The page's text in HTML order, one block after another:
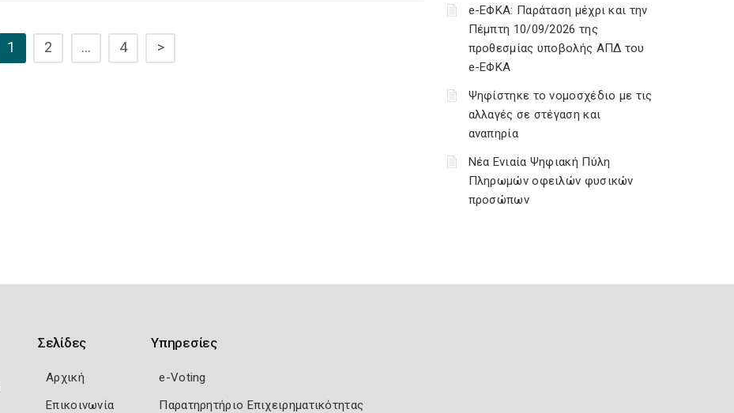
1 2 … 4 >
e-ΕΦΚΑ: Παράταση μέχρι και την
Πέμπτη 10/09/2026 της
προθεσμίας υποβολής ΑΠΔ του
e-ΕΦΚΑ
Ψηφίστηκε το νομοσχέδιο με τις
αλλαγές σε στέγαση και
αναπηρία
Νέα Ενιαία Ψηφιακή Πύλη
Πληρωμών οφειλών φυσικών
προσώπων
Σελίδες
Αρχική
Επικοινωνία
Υπηρεσίες
e-Voting
Παρατηρητήριο Επιχειρηματικότητας